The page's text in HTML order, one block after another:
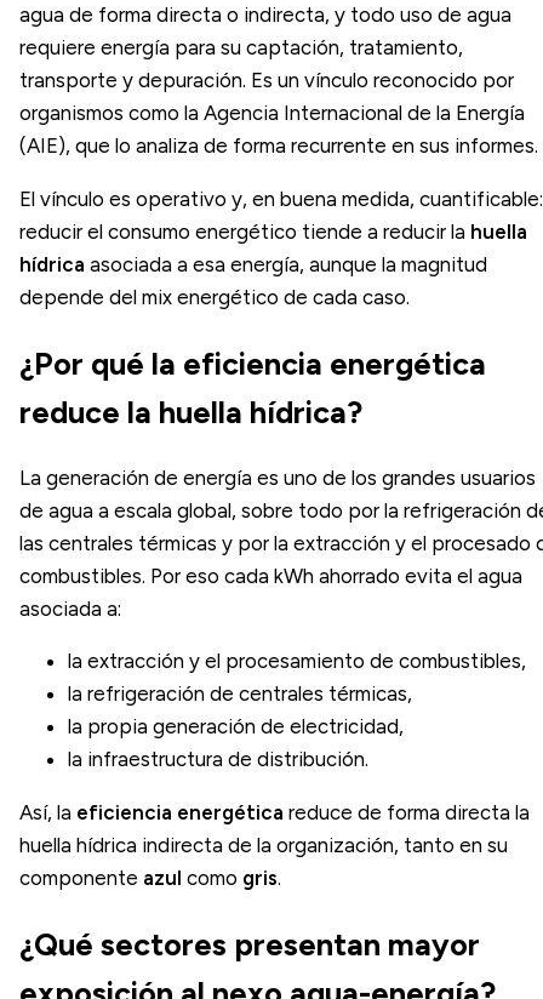
agua de forma directa o indirecta, y todo uso de agua
requiere energía para su captación, tratamiento,
transporte y depuración. Es un vínculo reconocido por
organismos como la Agencia Internacional de la Energía
(AIE), que lo analiza de forma recurrente en sus informes.
El vínculo es operativo y, en buena medida, cuantificable:
reducir el consumo energético tiende a reducir la huella
hídrica asociada a esa energía, aunque la magnitud
depende del mix energético de cada caso.
¿Por qué la eficiencia energética
reduce la huella hídrica?
La generación de energía es uno de los grandes usuarios
de agua a escala global, sobre todo por la refrigeración
las centrales térmicas y por la extracción y el procesado
combustibles. Por eso cada kWh ahorrado evita el agua
asociada a:
la extracción y el procesamiento de combustibles,
la refrigeración de centrales térmicas,
la propia generación de electricidad,
la infraestructura de distribución.
Así, la eficiencia energética reduce de forma directa la
huella hídrica indirecta de la organización, tanto en su
componente azul como gris.
¿Qué sectores presentan mayor